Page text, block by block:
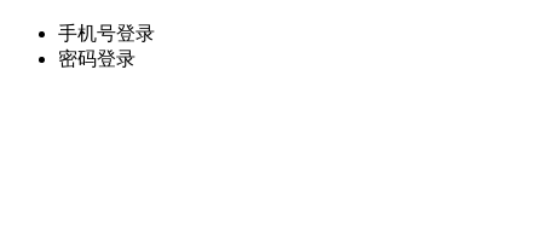
手机号登录
密码登录